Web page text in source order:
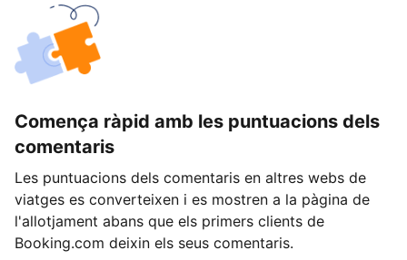
Comença ràpid amb les puntuacions dels
comentaris
Les puntuacions dels comentaris en altres webs de
viatges es converteixen i es mostren a la pàgina de
l'allotjament abans que els primers clients de
Booking.com deixin els seus comentaris.